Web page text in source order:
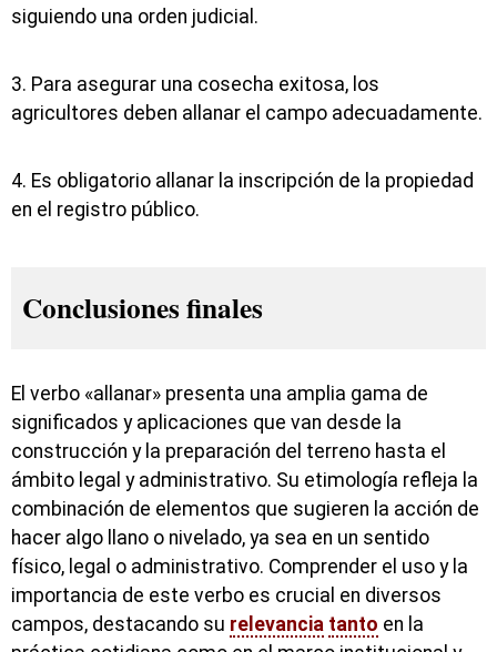
siguiendo una orden judicial.
3. Para asegurar una cosecha exitosa, los
agricultores deben allanar el campo adecuadamente.
4. Es obligatorio allanar la inscripción de la propiedad
en el registro público.
Conclusiones finales
El verbo «allanar» presenta una amplia gama de
significados y aplicaciones que van desde la
construcción y la preparación del terreno hasta el
ámbito legal y administrativo. Su etimología refleja la
combinación de elementos que sugieren la acción de
hacer algo llano o nivelado, ya sea en un sentido
físico, legal o administrativo. Comprender el uso y la
importancia de este verbo es crucial en diversos
campos, destacando su relevancia tanto en la